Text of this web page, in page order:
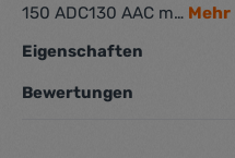
150 ADC130 AAC m… Mehr
Eigenschaften
Bewertungen